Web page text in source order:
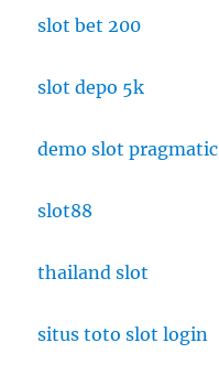
slot bet 200
slot depo 5k
demo slot pragmatic
slot88
thailand slot
situs toto slot login